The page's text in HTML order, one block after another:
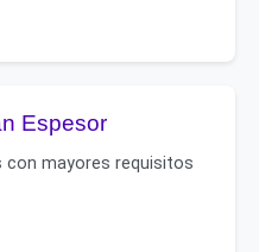
Espesor
con mayores requisitos